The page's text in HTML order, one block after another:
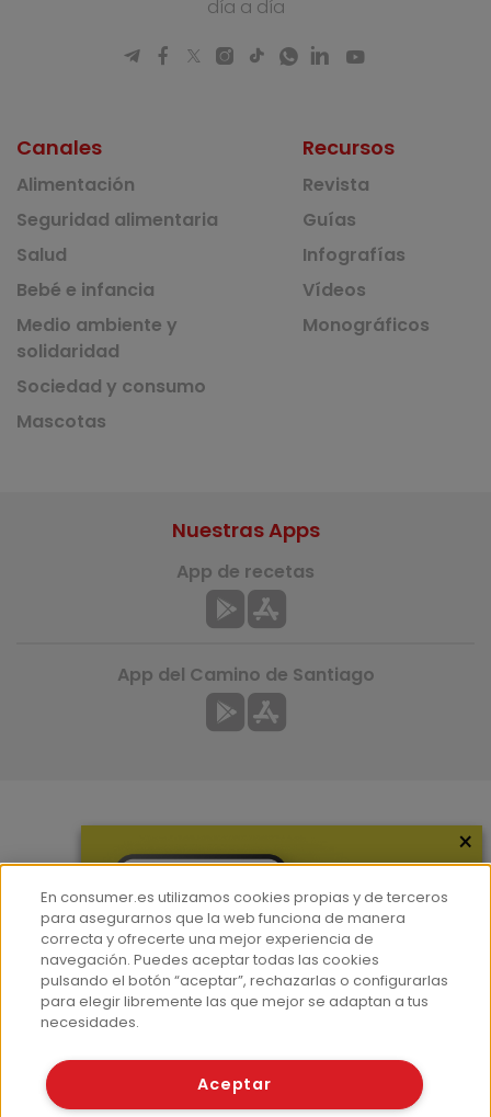
día a día
Canales
Alimentación
Seguridad alimentaria
Salud
Bebé e infancia
Medio ambiente y
solidaridad
Sociedad y consumo
Mascotas
Recursos
Revista
Guías
Infografías
Vídeos
Monográficos
Hemeroteca
Contacto
Prensa
Corpus Lingüístico Consumer
Nuestras Apps
App de recetas
App del Camino de Santiago
© Fundación EROSKI
×
En consumer.es utilizamos cookies propias y de terceros
para asegurarnos que la web funciona de manera
correcta y ofrecerte una mejor experiencia de
navegación. Puedes aceptar todas las cookies
pulsando el botón “aceptar”, rechazarlas o configurarlas
para elegir libremente las que mejor se adaptan a tus
necesidades.
Aceptar